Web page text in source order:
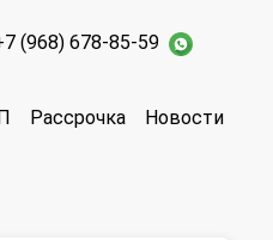
(968) 678-85-59
Рассрочка Новости